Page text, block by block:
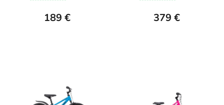
189 € 379 €